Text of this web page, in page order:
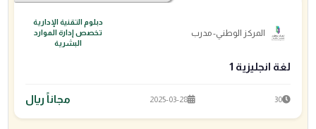
المركز الوطني- مدرب
دبلوم التقنية الإدارية
تخصص إدارة الموارد
البشرية
لغة انجليزية 1
30
2025-03-28 مجاناً ريال